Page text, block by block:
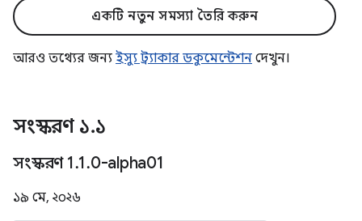
একটি নতুন সমস্যা তৈরি করুন
আরও তথ্যের জন্য ইস্যু ট্র্যাকার ডকুমেন্টেশন দেখুন।
সংস্করণ ১.১
সংস্করণ 1.1.0-alpha01
১৯ মে, ২০২৬